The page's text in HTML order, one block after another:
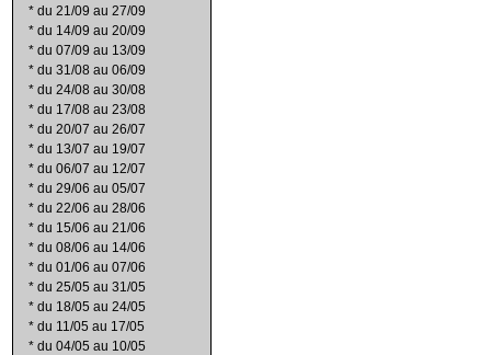
* du 21/09 au 27/09
* du 14/09 au 20/09
* du 07/09 au 13/09
* du 31/08 au 06/09
* du 24/08 au 30/08
* du 17/08 au 23/08
* du 20/07 au 26/07
* du 13/07 au 19/07
* du 06/07 au 12/07
* du 29/06 au 05/07
* du 22/06 au 28/06
* du 15/06 au 21/06
* du 08/06 au 14/06
* du 01/06 au 07/06
* du 25/05 au 31/05
* du 18/05 au 24/05
* du 11/05 au 17/05
* du 04/05 au 10/05